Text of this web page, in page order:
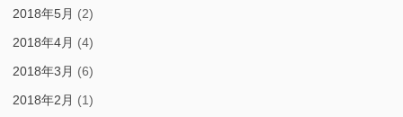
2018年5月 (2)
2018年4月 (4)
2018年3月 (6)
2018年2月 (1)